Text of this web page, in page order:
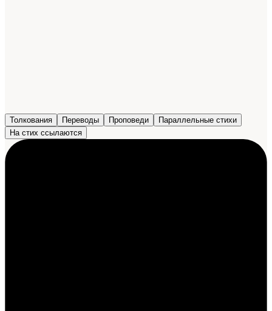
Толкования Переводы Проповеди
Параллельные стихи
На стих ссылаются